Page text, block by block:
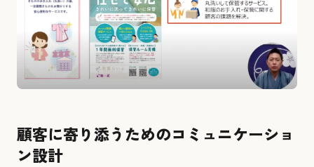
顧客に寄り添うためのコミュニケーショ
ン設計